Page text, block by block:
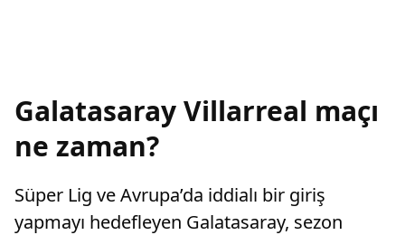
Galatasaray Villarreal maçı
ne zaman?
Süper Lig ve Avrupa’da iddialı bir giriş
yapmayı hedefleyen Galatasaray, sezon